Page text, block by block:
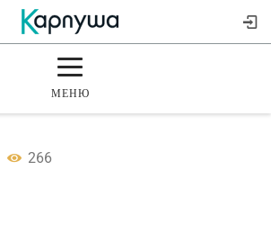
МЕНЮ
266